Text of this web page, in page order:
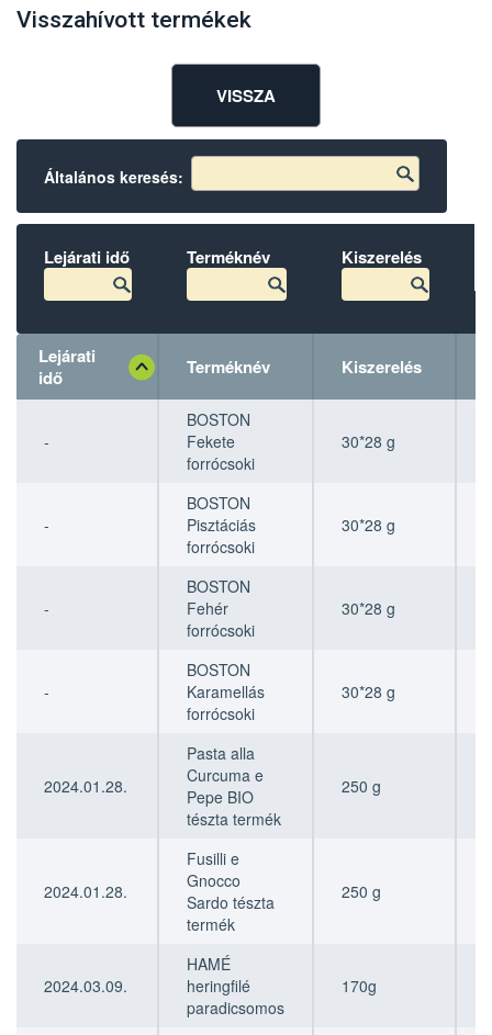
Visszahívott termékek
VISSZA
Általános keresés:
Lejárati idő Terméknév Kiszerelés
Lejárati
idő
Terméknév Kiszerelés
Terméknév
Terméknév
-
BOSTON
Fekete
forrócsoki
30*28 g
-
BOSTON
Pisztáciás
forrócsoki
30*28 g
-
BOSTON
Fehér
forrócsoki
30*28 g
-
BOSTON
Karamellás
forrócsoki
30*28 g
2024.01.28.
Pasta alla
Curcuma e
Pepe BIO
tészta termék
250 g
2024.01.28.
Fusilli e
Gnocco
Sardo tészta
termék
250 g
2024.03.09.
HAMÉ
heringfilé
paradicsomos
170g